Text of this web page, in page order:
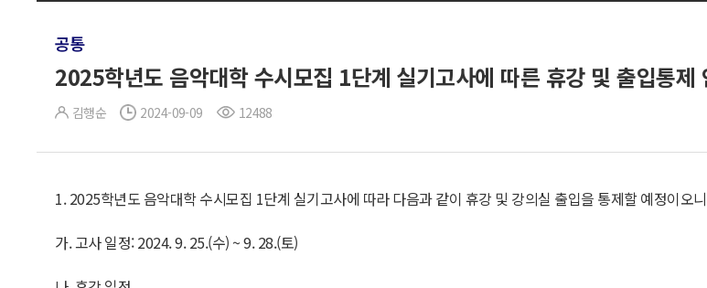
공통
2025학년도 음악대학 수시모집 1단계 실기고사에 따른 휴강 및 출입통제
김행순 2024-09-09 12488
1. 2025학년도 음악대학 수시모집 1단계 실기고사에 따라 다음과 같이 휴강 및 강의실 출입을 통제할 예정이오
가. 고사 일정: 2024. 9. 25.(수) ~ 9. 28.(토)